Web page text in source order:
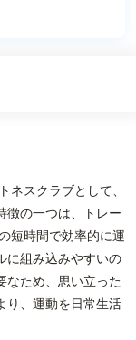
ネスクラブとして、
徴の一つは、トレー
短時間で効率的に運
に組み込みやすいの
なため、思い立った
り、運動を日常生活